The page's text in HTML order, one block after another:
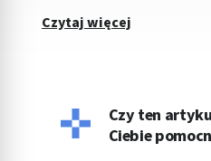
Czytaj więcej
Czy ten
Ciebie